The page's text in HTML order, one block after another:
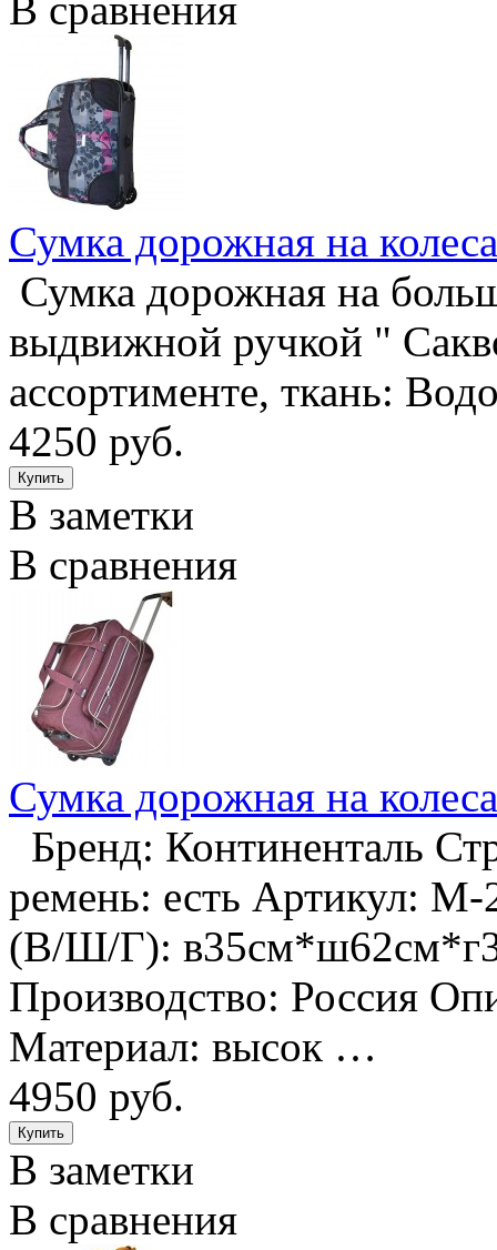
Сумка дорожная на
Сумка дорожная на
выдвижной ручкой "
ассортименте, ткань:
4250 руб.
В заметки
В сравнения
Сумка дорожная на
Бренд: Континенталь
ремень: есть Артикул:
(В/Ш/Г):
Производство: Россия
Материал: высок …
4950 руб.
В заметки
В сравнения